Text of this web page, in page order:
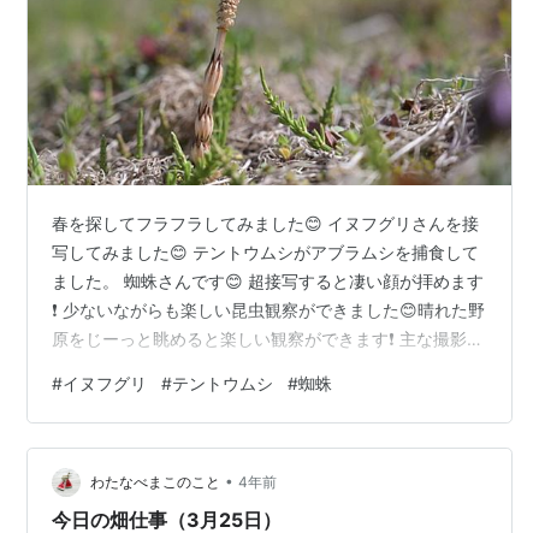
春を探してフラフラしてみました😊 イヌフグリさんを接
写してみました😊 テントウムシがアブラムシを捕食して
ました。 蜘蛛さんです😊 超接写すると凄い顔が拝めます
❗ 少ないながらも楽しい昆虫観察ができました😊晴れた野
原をじーっと眺めると楽しい観察ができます❗ 主な撮影機
ます。 ランキング参加中昆虫写真 にほんブログ村 にほ
んブログ村
#イヌフグリ #テントウムシ #蜘蛛
わたなべまこのこと • 4年前
今日の畑仕事（3月25日）